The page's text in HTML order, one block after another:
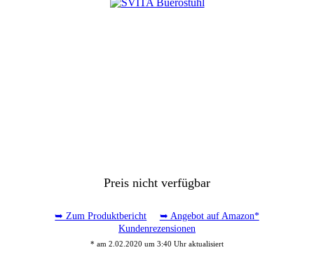
Preis nicht verfügbar
➥ Zum Produktbericht
➥ Angebot auf Amazon*
Kundenrezensionen
* am 2.02.2020 um 3:40 Uhr aktualisiert